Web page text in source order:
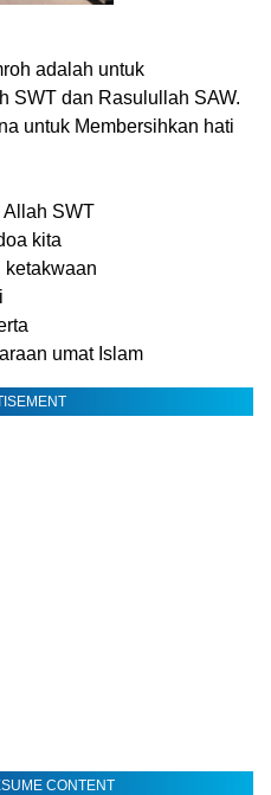
adalah untuk
SWT dan Rasulullah SAW.
untuk Membersihkan hati
Allah SWT
kita
ketakwaan
umat Islam
CONTENT